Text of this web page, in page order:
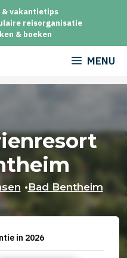
vakantietips
reisorganisatie
& boeken
MENU
•Bad Bentheim
in 2026